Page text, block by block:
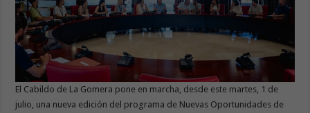
El Cabildo de La Gomera pone en marcha, desde este martes, 1 de
julio, una nueva edición del programa de Nuevas Oportunidades de